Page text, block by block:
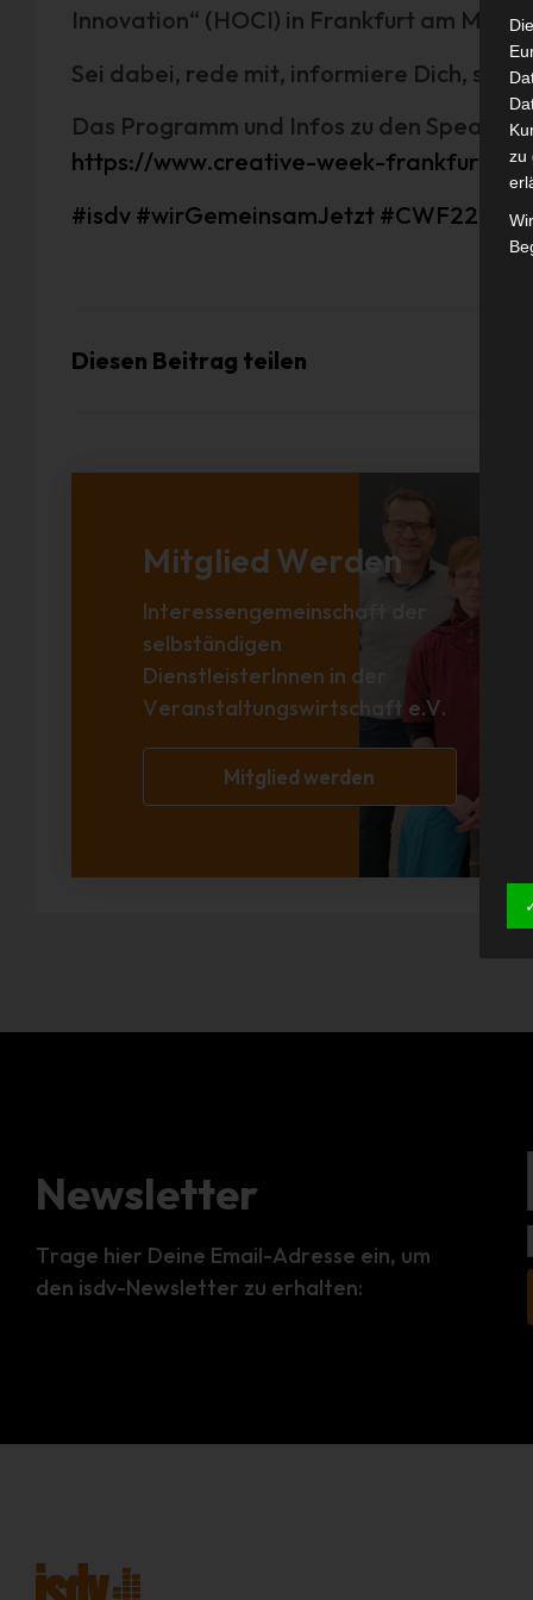
Innovation“ (HOCI) in Frankfurt am Main
Sei dabei, rede mit, informiere Dich,
Das Programm und Infos zu den
https://www.creative-week-frankfurt.de/
#isdv #wirGemeinsamJetzt #CWF22
Diesen Beitrag teilen
Mitglied Werden
Interessengemeinschaft der
selbständigen
DienstleisterInnen in der
Veranstaltungswirtschaft e.V.
Mitglied werden
Newsletter
Trage hier Deine Email-Adresse ein, um
den isdv-Newsletter zu erhalten:
zu